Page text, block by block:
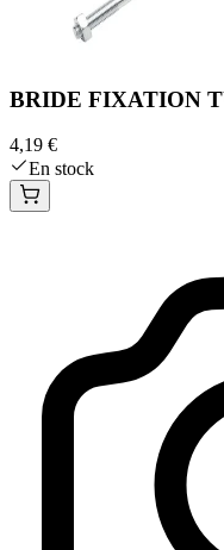
BRIDE FIXATION
4,19 €
En stock